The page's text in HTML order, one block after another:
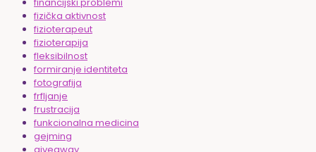
fizička aktivnost
fizioterapeut
fizioterapija
fleksibilnost
formiranje identiteta
fotografija
frfljanje
frustracija
funkcionalna medicina
gejming